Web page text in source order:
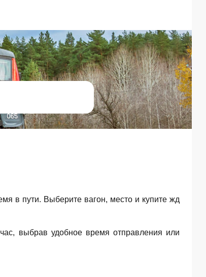
в пути. Выберите вагон, место и купите жд
выбрав удобное время отправления или